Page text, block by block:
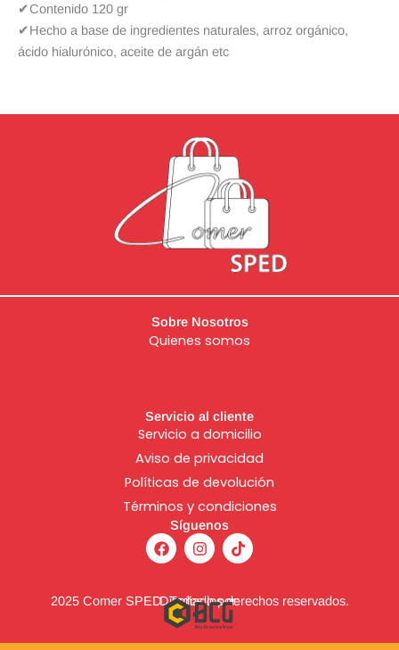
✔Contenido 120 gr
✔Hecho a base de ingredientes naturales, arroz orgánico,
ácido hialurónico, aceite de argán etc
Sobre Nosotros
Quienes somos
Servicio al cliente
Servicio a domicilio
Aviso de privacidad
Políticas de devolución
Términos y condiciones
Síguenos
F
a
c
b
o
o
I
n
s
a
g
r
T
i
k
o
2025 Comer SPED. Todos los derechos reservados.
Diseñado por: